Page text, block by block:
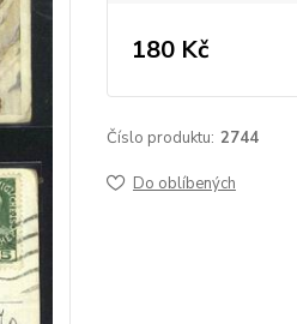
180 Kč
Číslo produktu: 2744
Do oblíbených